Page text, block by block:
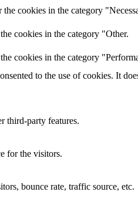
cookies in the category
cookies in the category "Other.
cookies in the category
to the use of cookies. It
third-party features.
for the visitors.
bounce rate, traffic source, etc.